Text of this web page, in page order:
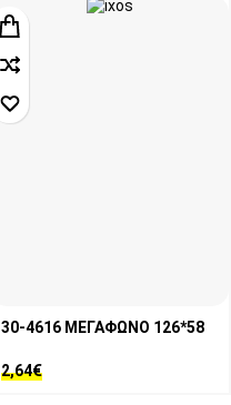
30-4616 ΜΕΓΑΦΩΝΟ 126*58
2,64€